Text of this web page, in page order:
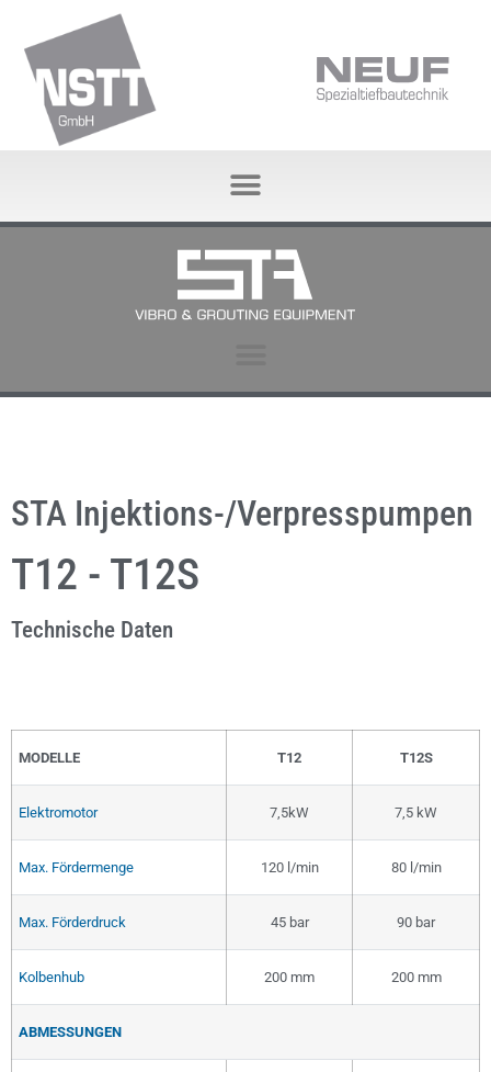
STA Injektions-/Verpresspumpen
T12 - T12S
Technische Daten
MODELLE T12 T12S
Elektromotor 7,5kW 7,5 kW
Max. Fördermenge 120 l/min 80 l/min
Max. Förderdruck 45 bar 90 bar
Kolbenhub 200 mm 200 mm
ABMESSUNGEN